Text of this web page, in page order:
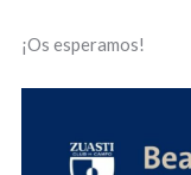
¡Os esperamos!